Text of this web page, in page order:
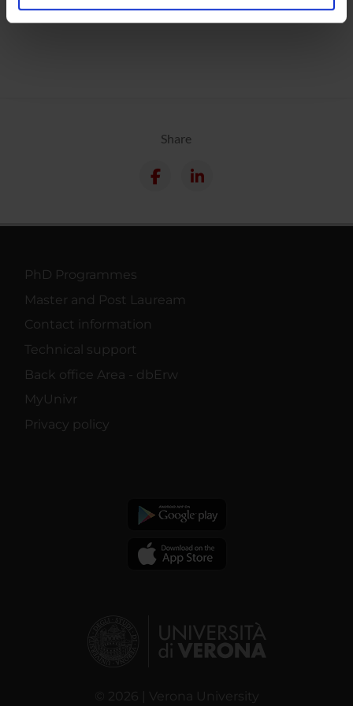
analizzare il nostro traffico. Condividiamo inoltre
Calendar
Share
PhD Programmes
Master and Post Lauream
Contact information
Technical support
Back office Area - dbErw
MyUnivr
Privacy policy
© 2026 | Verona University